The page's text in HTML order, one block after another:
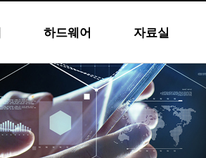
하드웨어 자료실